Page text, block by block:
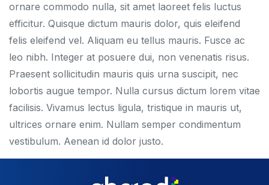
ornare commodo nulla, sit amet laoreet felis luctus
efficitur. Quisque dictum mauris dolor, quis eleifend
felis eleifend vel. Aliquam eu tellus mauris. Fusce ac
leo nibh. Integer at posuere dui, non venenatis risus.
Praesent sollicitudin mauris quis urna suscipit, nec
lobortis augue tempor. Nulla cursus dictum lorem vitae
facilisis. Vivamus lectus ligula, tristique in mauris ut,
ultrices ornare enim. Nullam semper condimentum
vestibulum. Aenean id dolor justo.